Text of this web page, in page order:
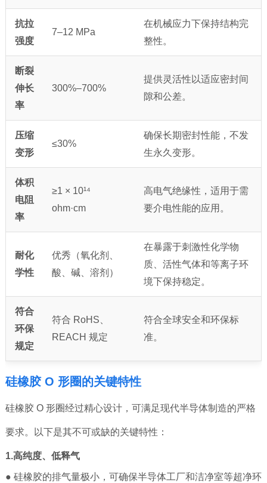
抗拉
强度
7–12 MPa
在机械应力下保持结构完
整性。
断裂
伸长
率
300%–700%
提供灵活性以适应密封间
隙和公差。
压缩
变形
≤30%
确保长期密封性能，不发
生永久变形。
体积
电阻
率
≥1 × 10¹⁴
ohm·cm
高电气绝缘性，适用于需
要介电性能的应用。
耐化
学性
优秀（氧化剂、
酸、碱、溶剂）
在暴露于刺激性化学物
质、活性气体和等离子环
境下保持稳定。
符合
环保
规定
符合 RoHS、
REACH 规定
符合全球安全和环保标
准。
硅橡胶 O 形圈的关键特性
硅橡胶 O 形圈经过精心设计，可满足现代半导体制造的严格
要求。以下是其不可或缺的关键特性：
1.高纯度、低释气
● 硅橡胶的排气量极小，可确保半导体工厂和洁净室等超净环